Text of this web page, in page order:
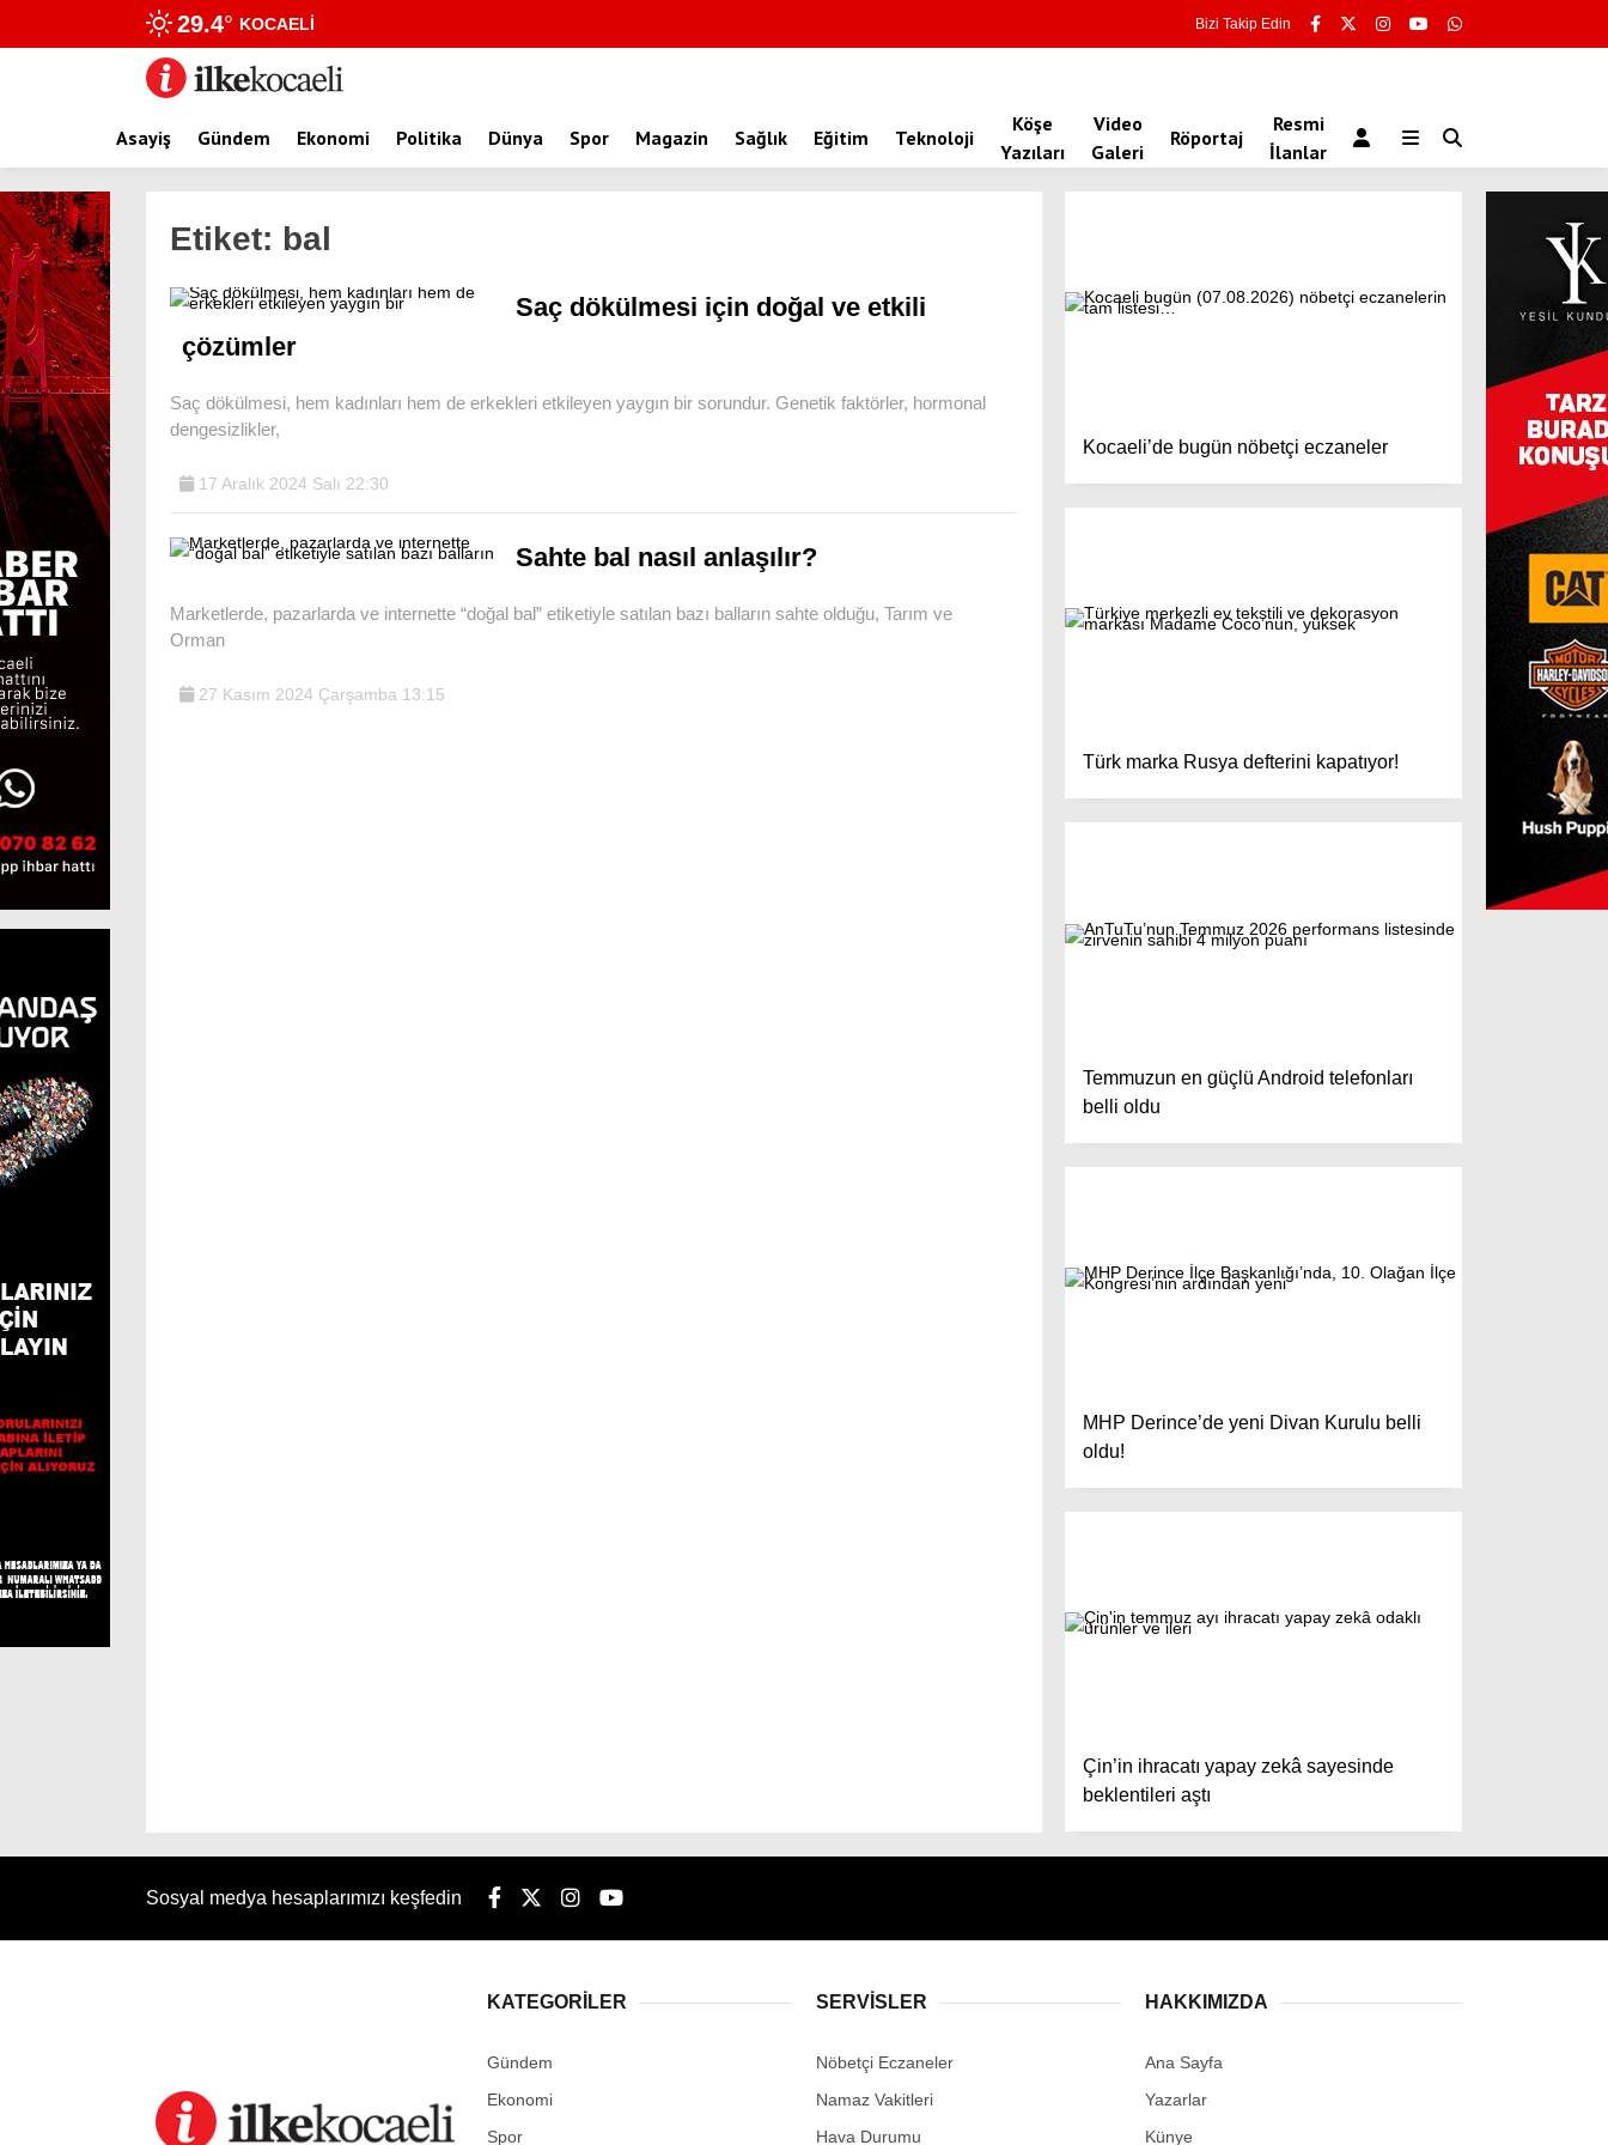
29.4° KOCAELI Bizi Takip Edin
Asayiş Gündem Ekonomi Politika Dünya Spor Magazin Sağlık Eğitim Teknoloji
Köşe
Yazıları
Video
Galeri
Röportaj
Resmi
İlanlar
Etiket: bal
Saç dökülmesi için doğal ve etkili
çözümler
Saç dökülmesi, hem kadınları hem de erkekleri etkileyen yaygın bir sorundur. Genetik faktörler, hormonal
dengesizlikler,
17 Aralık 2024 Salı 22:30
Sahte bal nasıl anlaşılır?
Marketlerde, pazarlarda ve internette “doğal bal” etiketiyle satılan bazı balların sahte olduğu, Tarım ve
Orman
27 Kasım 2024 Çarşamba 13:15
Kocaeli’de bugün nöbetçi eczaneler
Türk marka Rusya defterini kapatıyor!
Temmuzun en güçlü Android telefonları
belli oldu
MHP Derince’de yeni Divan Kurulu belli
oldu!
Çin’in ihracatı yapay zekâ sayesinde
beklentileri aştı
Sosyal medya hesaplarımızı keşfedin
KATEGORİLER
Gündem
Ekonomi
Spor
SERVİSLER
Nöbetçi Eczaneler
Namaz Vakitleri
Hava Durumu
HAKKIMIZDA
Ana Sayfa
Yazarlar
Künye